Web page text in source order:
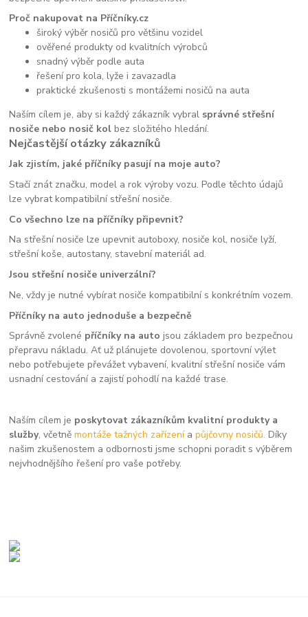
Proč nakupovat na Příčníky.cz
široký výběr nosičů pro většinu vozidel
ověřené produkty od kvalitních výrobců
snadný výběr podle auta
řešení pro kola, lyže i zavazadla
praktické zkušenosti s montážemi nosičů na auta
Naším cílem je, aby si každý zákazník vybral správné střešní
nosiče nebo nosič kol bez složitého hledání.
Nejčastější otázky zákazníků
Jak zjistím, jaké příčníky pasují na moje auto?
Stačí znát značku, model a rok výroby vozu. Podle těchto údajů
lze vybrat kompatibilní střešní nosiče.
Co všechno lze na příčníky připevnit?
Na střešní nosiče lze upevnit autoboxy, nosiče kol, nosiče lyží,
střešní koše, autostany, stavební materiál ad.
Jsou střešní nosiče univerzální?
Ne, vždy je nutné vybírat nosiče kompatibilní s konkrétním vozem.
Příčníky na auto jednoduše a bezpečně
Správně zvolené příčníky na auto jsou základem pro bezpečnou
přepravu nákladu. Ať už plánujete dovolenou, sportovní výlet
nebo potřebujete převážet vybavení, kvalitní střešní nosiče vám
usnadní cestování a zajistí pohodlí na každé trase.
Naším cílem je poskytovat zákazníkům kvalitní produkty a
služby, včetněmontáže tažných zařízení apůjčovny nosičů. Díky
našim zkušenostem a odbornosti jsme schopni poradit s výběrem
nejvhodnějšího řešení pro vaše potřeby.